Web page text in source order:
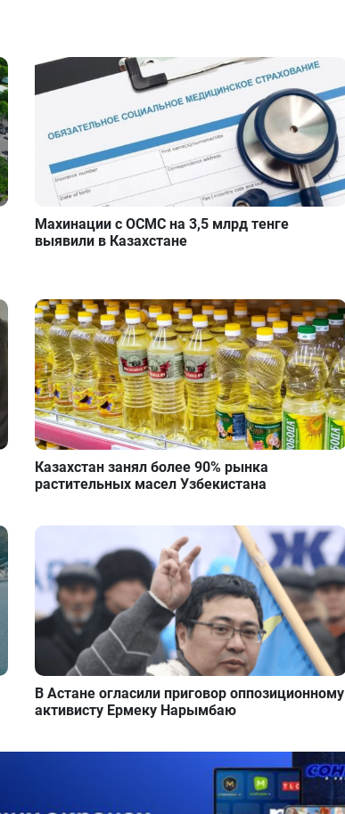
Махинации с ОСМС на 3,5 млрд тенге
выявили в Казахстане
Казахстан занял более 90% рынка
растительных масел Узбекистана
В Астане огласили приговор оппозиционному
активисту Ермеку Нарымбаю